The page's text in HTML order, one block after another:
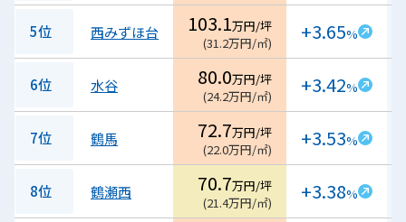
5位 西みずほ台 103.1万円/坪
(31.2万円/㎡) +3.65%
6位 水谷 80.0万円/坪
(24.2万円/㎡) +3.42%
7位 鶴馬 72.7万円/坪
(22.0万円/㎡) +3.53%
8位 鶴瀬西 70.7万円/坪
(21.4万円/㎡) +3.38%